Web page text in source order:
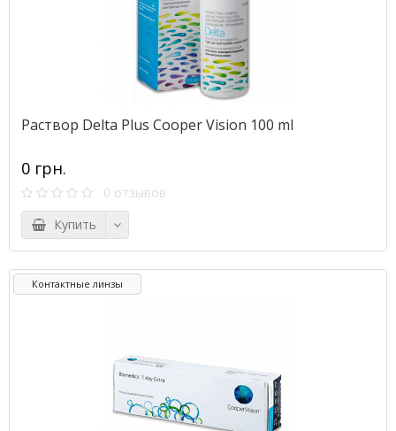
Раствор Delta Plus Cooper Vision 100 ml
0 грн.
0 отзывов
Купить
Контактные линзы